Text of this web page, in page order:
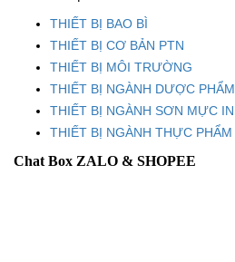
THIẾT BỊ BAO BÌ
THIẾT BỊ CƠ BẢN PTN
THIẾT BỊ MÔI TRƯỜNG
THIẾT BỊ NGÀNH DƯỢC PHẨM
THIẾT BỊ NGÀNH SƠN MỰC IN
THIẾT BỊ NGÀNH THỰC PHẨM
Chat Box ZALO & SHOPEE